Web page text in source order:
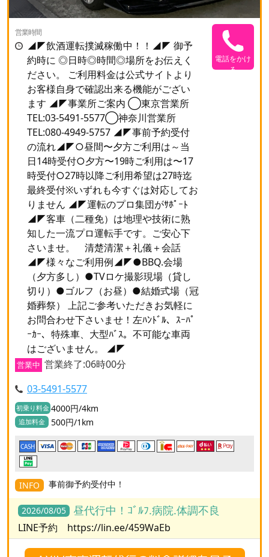
営業時間
◢◤飲酒運転撲滅稼働中！！◢◤ 御予
約時に ◎日時◎時間◎場所をお伝えく
ださい。 ご利用料金は公式サイトより
お客様自身で確認出来る機能がござい
ます ◢◤事業所ご案内 ◯東京営業所
TEL:03-5491-5577◯神奈川営業所
TEL:080-4949-5757 ◢◤事前予約受付
の流れ◢◤○昼間〜夕方ご利用は～当
日14時受付○夕方〜19時ご利用は〜17
時受付○27時以降ご利用希望は27時迄
最終受付※いずれも今すぐは対応してお
りません ◢◤運転のプロ集団がｻﾎﾟｰﾄ
◢◤客車（二種免）は地理や技術に熟
知した一流プロ運転手です。ご安心下
さいませ。 清楚清潔＋礼儀＋会話
◢◤様々なご利用例◢◤●BBQ.会場
（夕方多し）●TVロケ撮影現場（貸し
切り）●ゴルフ（お昼）●結婚式場（冠
婚葬祭） 上記ご参考いただきお気軽に
お問合わせ下さいませ！左ﾊﾝﾄﾞﾙ、ｽｰﾊﾟ
ｰｶｰ、特殊車、大型ﾊﾞｽ。不可能な車両
はございません。 ◢◤
営業中 営業終了:06時00分
03-5491-5577
初乗り料金 4000円/4km
追加料金 500円/1km
電話をかけ
る
CASH
INFO 事前御予約受付中！
2026/08/05 昼代行中！ｺﾞﾙﾌ.病院.体調不良
LINE予約 https://lin.ee/459WaEb